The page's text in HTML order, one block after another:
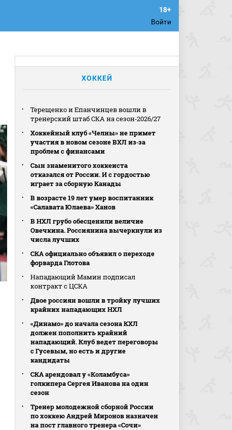
Войти
ХОККЕЙ
Терещенко и Епанчинцев вошли в
тренерский штаб СКА на сезон‑2026/27
Хоккейный клуб «Челны» не примет
участия в новом сезоне ВХЛ из‑за
проблем с финансами
Сын знаменитого хоккеиста
отказался от России. И с гордостью
играет за сборную Канады
В возрасте 19 лет умер воспитанник
«Салавата Юлаева» Ханов
В НХЛ грубо обесценили величие
Овечкина. Россиянина вычеркнули из
числа лучших
СКА официально объявил о переходе
форварда Глотова
Нападающий Мамин подписал
контракт с ЦСКА
Двое россиян вошли в тройку лучших
крайних нападающих НХЛ
«Динамо» до начала сезона КХЛ
должен пополнить крайний
нападающий. Клуб ведет переговоры
с Гусевым, но есть и другие
кандидаты
СКА арендовал у «Коламбуса»
голкипера Сергея Иванова на один
сезон
Тренер молодежной сборной России
по хоккею Андрей Миронов назначен
на пост главного тренера «Сочи»